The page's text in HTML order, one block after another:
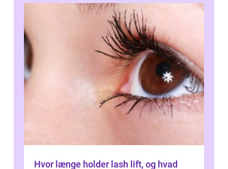
Hvor længe holder lash lift, og hvad